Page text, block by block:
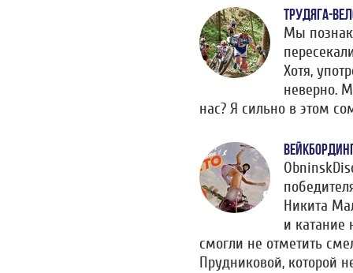
ТРУДЯГА-
Мы
Хотя,
неверно.
нас? Я сильно в этом
Никита
и катание
смогли не отметить
Прудниковой, которой